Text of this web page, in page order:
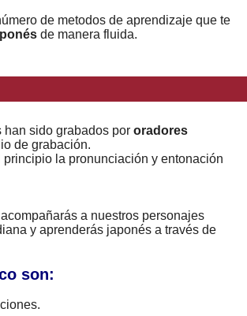
de metodos de aprendizaje que te
de manera fluida.
han sido grabados por oradores
de grabación.
la pronunciación y entonación
a nuestros personajes
y aprenderás japonés a través de
son: